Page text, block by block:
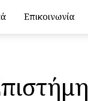
Επικοινωνία